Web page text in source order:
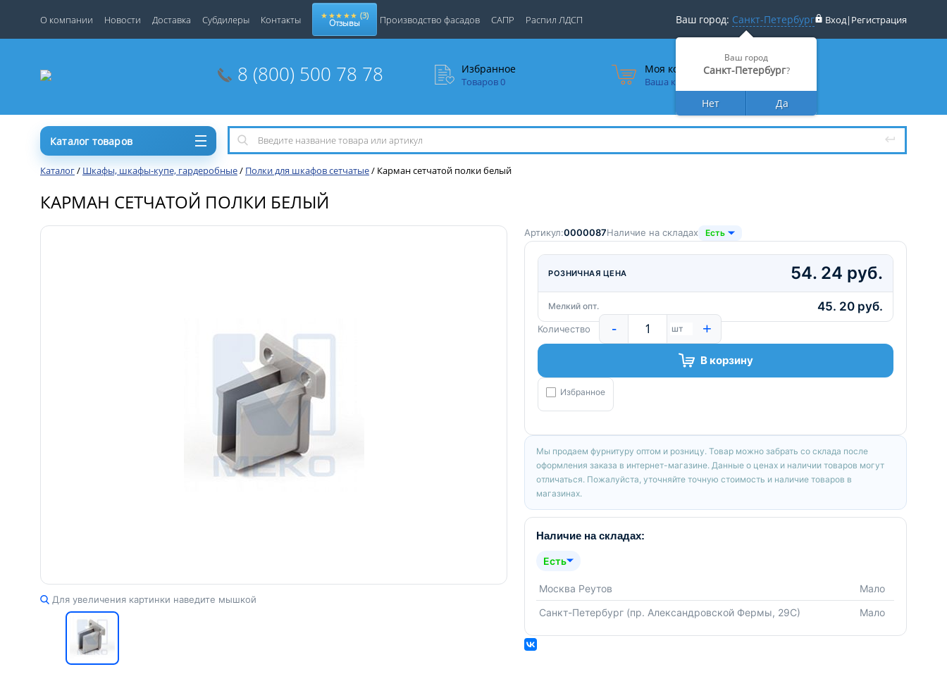
Ваш город: Санкт-Петербург
Ваш город
Санкт-Петербург?
Нет Да
Вход| Регистрация
О компании Новости Доставка Субдилеры Контакты ★★★★★ (3)
Отзывы Производство фасадов САПР Распил ЛДСП
8 (800) 500 78 78 Избранное
Товаров0
Моя корзина
Ваша корзина пуста
Каталог товаров
Каталог/ Шкафы, шкафы-купе, гардеробные/ Полки для шкафов сетчатые/ Карман сетчатой полки белый
КАРМАН СЕТЧАТОЙ ПОЛКИ БЕЛЫЙ
Для увеличения картинки наведите мышкой
Артикул:0000087Наличие на складах Есть
РОЗНИЧНАЯ ЦЕНА 54. 24 руб.
Мелкий опт. 45. 20 руб.
Количество - шт +
В корзину
Избранное
Мы продаем фурнитуру оптом и розницу. Товар можно забрать со склада после
оформления заказа в интернет-магазине. Данные о ценах и наличии товаров могут
отличаться. Пожалуйста, уточняйте точную стоимость и наличие товаров в
магазинах.
Наличие на складах:
Есть
Москва Реутов
Мало
Санкт-Петербург (пр. Александровской Фермы, 29С)
Мало